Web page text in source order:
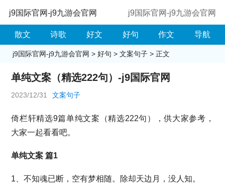
j9国际官网-j9九游会官网 j9国际官网-j9九游会官网
散文 诗歌 好文 好句 作文 导航
j9国际官网-j9九游会官网 > 好句 > 文案句子> 正文
单纯文案（精选222句）-j9国际官网
2023/12/31 文案句子
倚栏轩精选9篇单纯文案（精选222句），供大家参考，
大家一起看看吧。
单纯文案 篇1
1、不知魂已断，空有梦相随。除却天边月，没人知。